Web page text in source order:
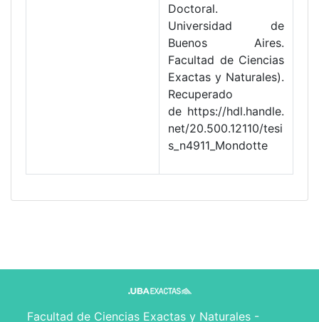
Doctoral.
Universidad de
Buenos Aires.
Facultad de Ciencias
Exactas y Naturales).
Recuperado
de https://hdl.handle.
net/20.500.12110/tesi
s_n4911_Mondotte
Facultad de Ciencias Exactas y Naturales -